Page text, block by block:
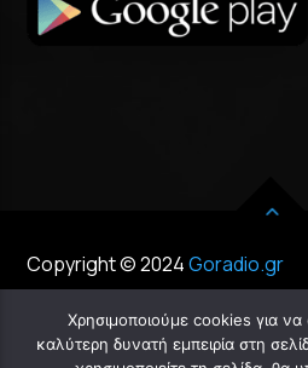
Copyright © 2024Goradio.gr
Χρησιμοποιούμε cookies για
καλύτερη δυνατή εμπειρία στη